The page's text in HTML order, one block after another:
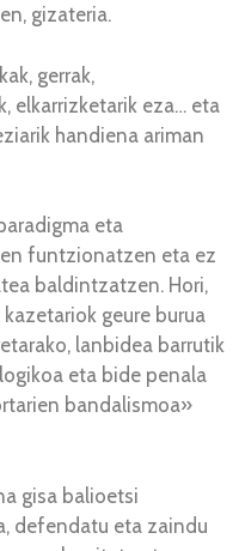
gizateria.
gerrak,
elkarrizketarik eza… eta
handiena ariman
eta
funtzionatzen eta ez
baldintzatzen. Hori,
geure burua
lanbidea barrutik
eta bide penala
bandalismoa»
gisa balioetsi
defendatu eta zaindu